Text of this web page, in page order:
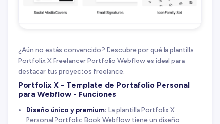
¿Aún no estás convencido? Descubre por qué la plantilla
Portfolix X Freelancer Portfolio Webflow es ideal para
destacar tus proyectos freelance.
Portfolix X - Template de Portafolio Personal
para Webflow - Funciones
Diseño único y premium: La plantilla Portfolix X
Personal Portfolio Book Webflow tiene un diseño